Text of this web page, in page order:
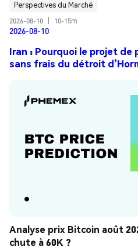
Perspectives du Marché
2026-08-10
10-15m
2026-08-10
Iran : Pourquoi le projet de
sans frais du détroit
Analyse prix Bitcoin août
chute à 60K ?